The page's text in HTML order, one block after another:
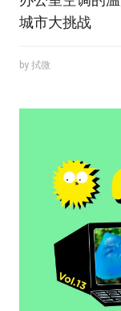
城市大挑战
by 拭微